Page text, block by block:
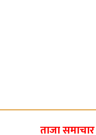
ताजा समाचार